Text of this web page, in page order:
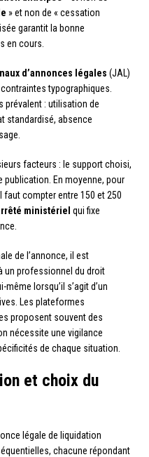
» et non de « cessation
garantit la bonne
en cours.
d’annonces légales (JAL)
typographiques.
prévalent : utilisation de
standardisé, absence
facteurs : le support choisi,
publication. En moyenne, pour
compter entre 150 et 250
ministériel qui fixe
de l’annonce, il est
un professionnel du droit
même lorsqu’il s’agit d’un
Les plateformes
proposent souvent des
nécessite une vigilance
de chaque situation.
et choix du
légale de liquidation
chacune répondant